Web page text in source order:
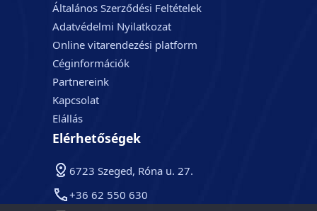
Általános Szerződési Feltételek
Adatvédelmi Nyilatkozat
Online vitarendezési platform
Céginformációk
Partnereink
Kapcsolat
Elállás
Elérhetőségek
6723 Szeged, Róna u. 27.
+36 62 550 630